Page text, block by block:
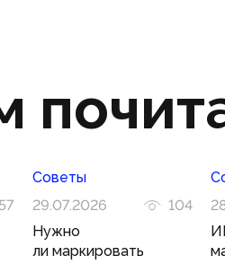
57
Советы
29.07.2026
104
Нужно
ли маркировать